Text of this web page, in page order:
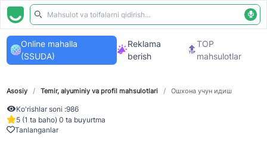
Online mahalla
(SSUDA)
Reklama
berish
TOP
mahsulotlar
Asosiy / Temir, alyuminiy va profil mahsulotlari / Ошхона учун идиш
Ko'rishlar soni :986
5 (1 ta baho) 0 ta buyurtma
Tanlanganlar